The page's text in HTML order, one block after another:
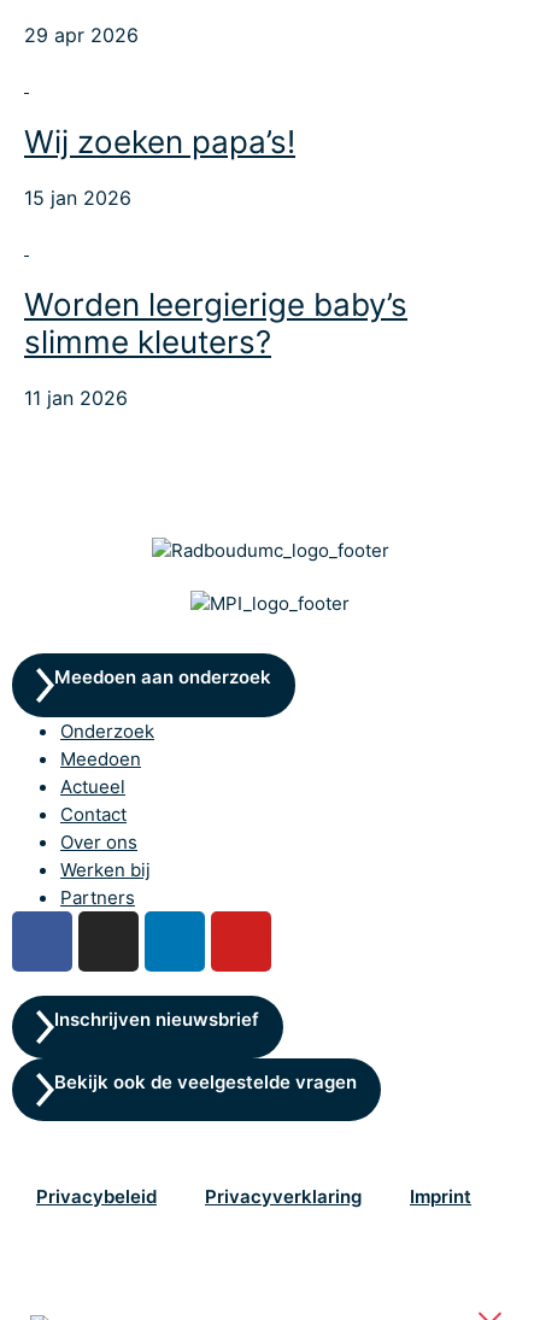
29 apr 2026
Wij zoeken papa’s!
15 jan 2026
Worden leergierige baby’s
slimme kleuters?
11 jan 2026
Meedoen aan onderzoek
Onderzoek
Meedoen
Actueel
Contact
Over ons
Werken bij
Partners
Inschrijven nieuwsbrief
Bekijk ook de veelgestelde vragen
Privacybeleid Privacyverklaring Imprint